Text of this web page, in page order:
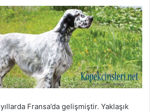
yıllarda Fransa’da gelişmiştir. Yaklaşık